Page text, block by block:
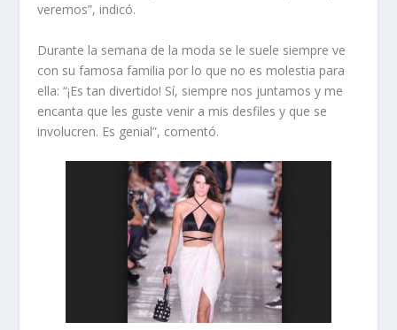
veremos”, indicó.
Durante la semana de la moda se le suele siempre ve
con su famosa familia por lo que no es molestia para
ella: “¡Es tan divertido! Sí, siempre nos juntamos y me
encanta que les guste venir a mis desfiles y que se
involucren. Es genial”, comentó.